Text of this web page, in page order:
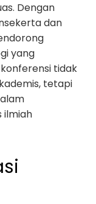
Dengan
dan
yang
tidak
tetapi
ilmiah